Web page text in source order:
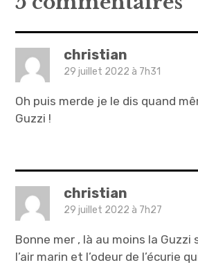
christian
29 juillet 2022 à 7h31
Oh puis merde je le dis quand
Guzzi !
christian
29 juillet 2022 à 7h27
Bonne mer , là au moins la Guzzi
l’air marin et l’odeur de l’écurie